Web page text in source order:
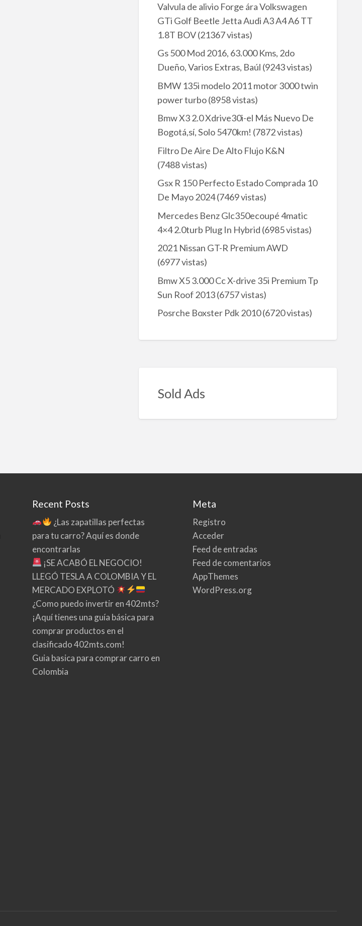
Valvula de alivio Forge ára Volkswagen
GTi Golf Beetle Jetta Audi A3 A4 A6 TT
1.8T BOV(21367 vistas)
Gs 500 Mod 2016, 63.000 Kms, 2do
Dueño, Varios Extras, Baúl (9243 vistas)
BMW 135i modelo 2011 motor 3000 twin
power turbo(8958 vistas)
Bmw X3 2.0 Xdrive30i-el Más Nuevo De
Bogotá,sí, Solo 5470km! (7872 vistas)
Filtro De Aire De Alto Flujo K&N
(7488 vistas)
Gsx R 150 Perfecto Estado Comprada 10
De Mayo 2024(7469 vistas)
Mercedes Benz Glc350ecoupé 4matic
4×4 2.0turb Plug In Hybrid (6985 vistas)
2021 Nissan GT-R Premium AWD
(6977 vistas)
Bmw X5 3.000 Cc X-drive 35i Premium Tp
Sun Roof 2013(6757 vistas)
Posrche Boxster Pdk 2010(6720 vistas)
Sold Ads
Recent Posts
¿Las zapatillas perfectas
para tu carro? Aquí es donde
encontrarlas
¡SE ACABÓ EL NEGOCIO!
LLEGÓ TESLA A COLOMBIA Y EL
MERCADO EXPLOTÓ
¿Como puedo invertir en 402mts?
¡Aquí tienes una guía básica para
comprar productos en el
clasificado 402mts.com!
Guia basica para comprar carro en
Colombia
Meta
Registro
Acceder
Feed de entradas
Feed de comentarios
AppThemes
WordPress.org